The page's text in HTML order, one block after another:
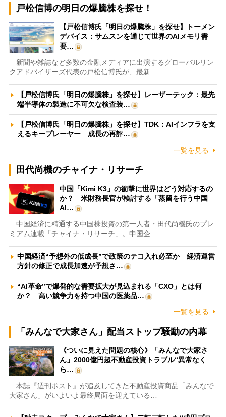
戸松信博の明日の爆騰株を探せ！
【戸松信博氏「明日の爆騰株」を探せ】トーメン
デバイス：サムスンを通じて世界のAIメモリ需
要…
新聞や雑誌など多数の金融メディアに出演するグローバルリン
クアドバイザーズ代表の戸松信博氏が、最新…
【戸松信博氏「明日の爆騰株」を探せ】レーザーテック：最先
端半導体の製造に不可欠な検査装…
【戸松信博氏「明日の爆騰株」を探せ】TDK：AIインフラを支
えるキープレーヤー 成長の再評…
一覧を見る
田代尚機のチャイナ・リサーチ
中国「Kimi K3」の衝撃に世界はどう対応するの
か？ 米財務長官が検討する「蒸留を行う中国
AI…
中国経済に精通する中国株投資の第一人者・田代尚機氏のプレ
ミアム連載「チャイナ・リサーチ」。中国企…
中国経済“予想外の低成長”で政策のテコ入れ必至か 経済運営
方針の修正で成長加速が予想さ…
“AI革命”で爆発的な需要拡大が見込まれる「CXO」とは何
か？ 高い競争力を持つ中国の医薬品…
一覧を見る
「みんなで大家さん」配当ストップ騒動の内幕
《ついに見えた問題の核心》「みんなで大家さ
ん」2000億円超不動産投資トラブル“異常なく
ら…
本誌『週刊ポスト』が追及してきた不動産投資商品「みんなで
大家さん」がいよいよ最終局面を迎えている…